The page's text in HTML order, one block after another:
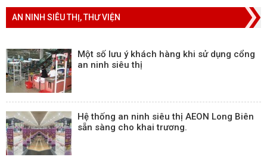
AN NINH SIÊU THỊ, THƯ VIỆN
Một số lưu ý khách hàng khi sử dụng cổng
an ninh siêu thị
Hệ thống an ninh siêu thị AEON Long Biên
sẵn sàng cho khai trương.